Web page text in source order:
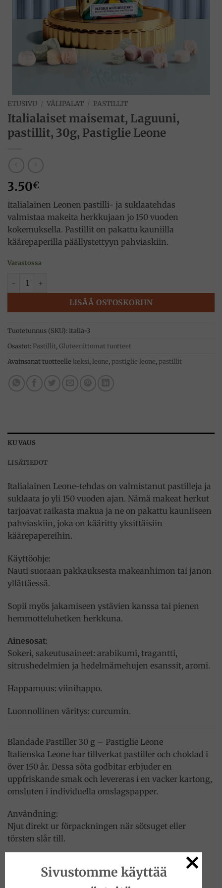
ETUSIVU / VÄLIPALAT / PASTILLIT
Italialaiset maisemat, Laguuni,
pastillit, 30g, Pastiglie Leone
3.50€
Italialainen Leonen pastilli- ja suklaatehdas
valmistaa makeita herkkujaan jo 150 vuoden
kokemuksella. Pastillit on pakattu kauniilla
käärepaperilla päällystettyyn pahviaskiin.
Varastossa
Italialaiset maisemat, Laguuni, pastillit, 30g, Pastiglie Leone
LISÄÄ OSTOSKORIIN
Tuotetunnus (SKU): italia-3
Osastot: Pastillit, Gluteenittomat tuotteet
Avainsanat tuotteelle keksi, leone, pastiglie leone, pastillit
KUVAUS
LISÄTIEDOT
Italialainen Leone-tehdas on valmistanut pastilleja ja
suklaata jo yli 150 vuoden ajan. Nämä makeat herkut
tarjoavat raikasta makua ja ne on pakattu kauniiseen
pahviaskiin, joka on kääritty yksittäisiin
käärepapereihin.
Käyttöohje:
Nauti suoraan pakkauksesta makeanhimon tai janon
yllättäessä.
Sopii myös jakamiseen ystävien kanssa tai pienen
hemmotteluhetken herkkuna.
Ainesosat:
Sokeri, sakeutusaineet: arabikumi, tragantti,
sitrushedelmien ja hedelmämehujen esanssit, aromi.
Happamuus: viinihappo.
Luonnollinen väritys: curcumin.
Blandade Pastiller 30 g – Pastiglie Leone
Italienska Leone har tillverkat pastiller och choklad i
över 150 år. Dessa söta godbitar erbjuder en
uppfriskande smak och levereras i en vacker kartong,
omsluten i individuella omslagspapper.
Användning:
Njut direkt ur förpackningen när sötsuget eller
törsten slår till.
Perfekt att dela med vänner eller som en liten lyxig
Sivustomme käyttää